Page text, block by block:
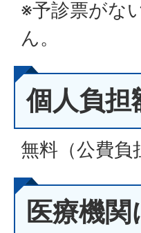
※予診票がな
ん。
個人負担
無料（公費負
医療機